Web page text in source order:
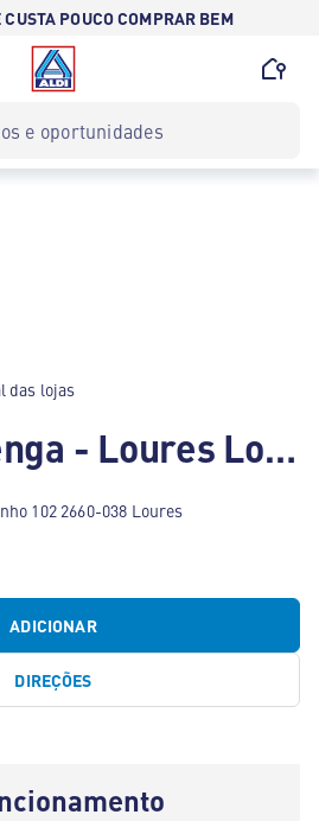
POUCO COMPRAR BEM
das lojas
ALDI Flamenga - Loures Loures
102 2660-038 Loures
ADICIONAR
DIREÇÕES